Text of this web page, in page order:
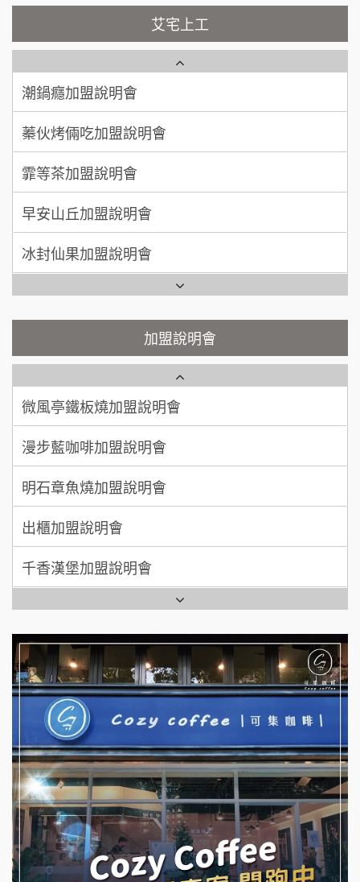
加盟預算 100萬~200萬
周 先生/小姐 台北
100萬 ~150萬
徐 先生/小姐 新北市
加盟預算
何 先生/小姐 台南
加盟預算
呂 先生/小姐
200萬~400萬
顏 先生/小姐 台北市
廖 先生/小姐 高雄市
加盟預算
艾宅上工
NU PASTA義大利麵加盟說明會
潮鍋癮加盟說明會
蓁伙烤倆吃加盟說明會
霏等茶加盟說明會
早安山丘加盟說明會
冰封仙果加盟說明會
Ramble Café 漫步藍咖啡加盟說明會
微風亭鐵板燒加盟說明會
【曉妍美妝】誠徵行政櫃檯
自助洗衣店誠徵代洗收送人員(台中市)
MUSHEN徵SPA美容芳療師
日十。早午食加盟說明會
拾鑶火鍋加盟說明會
全家加盟說明會
彭富貴加盟說明會
NU PASTA義大利麵加盟說明會
潮鍋癮加盟說明會
蓁伙烤倆吃加盟說明會
霏等茶加盟說明會
早安山丘加盟說明會
加盟說明會
藍象廷泰式火鍋加盟說明會
日十。早午食加盟說明會
上宇林加盟說明會
莫尼早餐Morni加盟說明會
手作功夫茶加盟說明會
SHARE TEA歇腳亭加盟說明會
潮味決-湯滷專門店加盟說明會
微風亭鐵板燒加盟說明會
漫步藍咖啡加盟說明會
明石章魚燒加盟說明會
出櫃加盟說明會
千香漢堡加盟說明會
七盞茶加盟說明會
拉亞漢堡加盟說明會
杜芳子古味茶鋪加盟說明會
優握握×酸奶大獅加盟說明會
冬城門加盟說明會
拾鑶火鍋加盟說明會
阿性情趣無人販售所加盟明會
龍涎居好湯加盟說明會